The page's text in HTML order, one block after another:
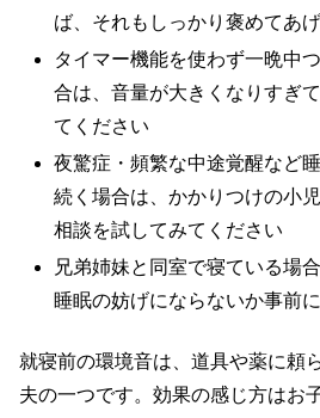
ば、それもしっかり褒めてあ
タイマー機能を使わず一晩中
合は、音量が大きくなりすぎ
てください
夜驚症・頻繁な中途覚醒など
続く場合は、かかりつけの小
相談を試してみてください
兄弟姉妹と同室で寝ている場
睡眠の妨げにならないか事前
就寝前の環境音は、道具や薬に頼
夫の一つです。効果の感じ方はお